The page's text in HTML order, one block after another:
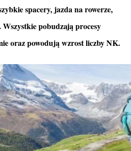
spacery, jazda na rowerze,
pobudzają procesy
oraz powodują wzrost liczby NK.